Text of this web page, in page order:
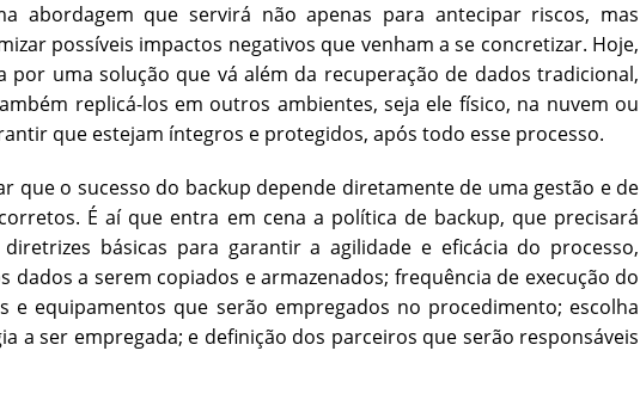
abordagem que servirá não apenas para antecipar riscos, mas
possíveis impactos negativos que venham a se concretizar. Hoje,
por uma solução que vá além da recuperação de dados tradicional,
replicá-los em outros ambientes, seja ele físico, na nuvem ou
que estejam íntegros e protegidos, após todo esse processo.
que o sucesso do backup depende diretamente de uma gestão e de
É aí que entra em cena a política de backup, que precisará
básicas para garantir a agilidade e eficácia do processo,
dados a serem copiados e armazenados; frequência de execução do
e equipamentos que serão empregados no procedimento; escolha
a ser empregada; e definição dos parceiros que serão responsáveis